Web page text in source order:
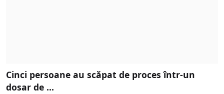
Cinci persoane au scăpat de proces într-un
dosar de ...